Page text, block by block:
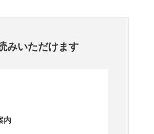
みいただけます
内